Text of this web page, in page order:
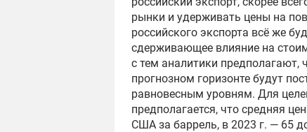
рынки и удерживать цены на
российского экспорта всё же
сдерживающее влияние на
с тем аналитики предполагают,
прогнозном горизонте будут
равновесным уровням. Для
предполагается, что средняя
США за баррель, в 2023 г. — 65